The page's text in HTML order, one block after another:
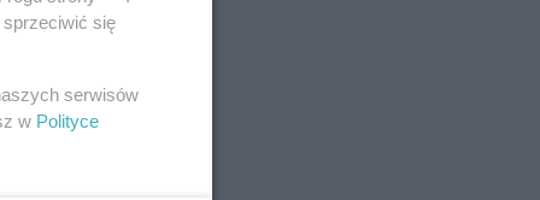
się
serwisów
w Polityce